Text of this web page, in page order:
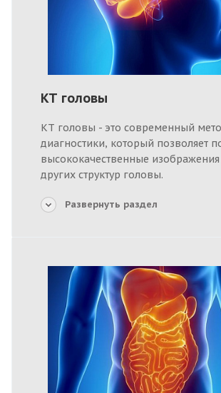
КТ головы
КТ головы - это современный
диагностики, который позволяет
высококачественные
других структур головы.
Развернуть раздел